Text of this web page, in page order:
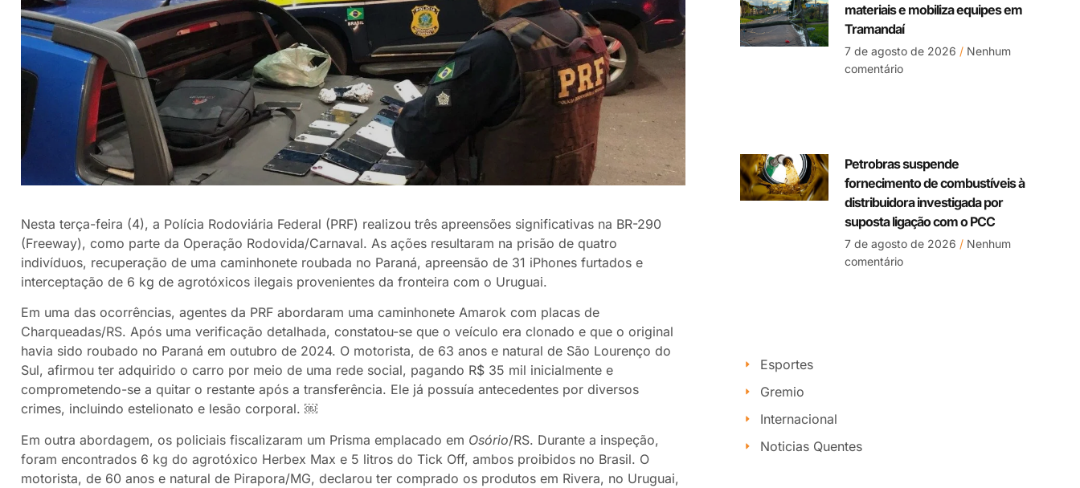
Nesta terça-feira (4), a Polícia Rodoviária Federal (PRF) realizou três apreensões significativas na BR-290
(Freeway), como parte da Operação Rodovida/Carnaval. As ações resultaram na prisão de quatro
indivíduos, recuperação de uma caminhonete roubada no Paraná, apreensão de 31 iPhones furtados e
interceptação de 6 kg de agrotóxicos ilegais provenientes da fronteira com o Uruguai.
Em uma das ocorrências, agentes da PRF abordaram uma caminhonete Amarok com placas de
Charqueadas/RS. Após uma verificação detalhada, constatou-se que o veículo era clonado e que o original
havia sido roubado no Paraná em outubro de 2024. O motorista, de 63 anos e natural de São Lourenço do
Sul, afirmou ter adquirido o carro por meio de uma rede social, pagando R$ 35 mil inicialmente e
comprometendo-se a quitar o restante após a transferência. Ele já possuía antecedentes por diversos
crimes, incluindo estelionato e lesão corporal. ￼
Em outra abordagem, os policiais fiscalizaram um Prisma emplacado em Osório/RS. Durante a inspeção,
foram encontrados 6 kg do agrotóxico Herbex Max e 5 litros do Tick Off, ambos proibidos no Brasil. O
motorista, de 60 anos e natural de Pirapora/MG, declarou ter comprado os produtos em Rivera, no Uruguai,
materiais e mobiliza equipes em
Tramandaí
7 de agosto de 2026 Nenhum
comentário
Petrobras suspende
fornecimento de combustíveis à
distribuidora investigada por
suposta ligação com o PCC
7 de agosto de 2026 Nenhum
comentário
Esportes
Gremio
Internacional
Noticias Quentes